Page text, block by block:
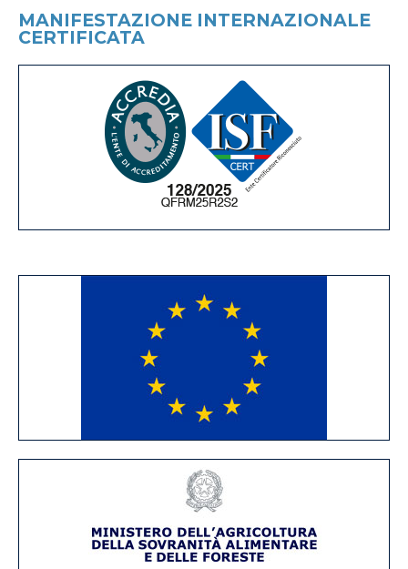
MANIFESTAZIONE INTERNAZIONALE
CERTIFICATA